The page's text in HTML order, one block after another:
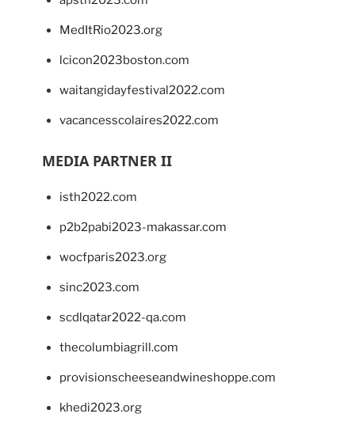
MedItRio2023.org
lcicon2023boston.com
waitangidayfestival2022.com
vacancesscolaires2022.com
MEDIA PARTNER II
isth2022.com
p2b2pabi2023-makassar.com
wocfparis2023.org
sinc2023.com
scdlqatar2022-qa.com
thecolumbiagrill.com
provisionscheeseandwineshoppe.com
khedi2023.org